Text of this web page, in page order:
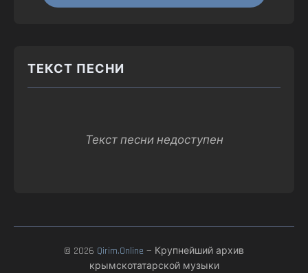
ТЕКСТ ПЕСНИ
Текст песни недоступен
© 2026 Qirim.Online — Крупнейший архив
крымскотатарской музыки